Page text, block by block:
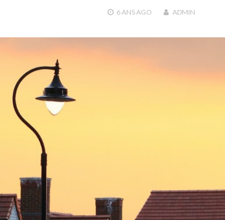
6 ANSAGO ADMIN